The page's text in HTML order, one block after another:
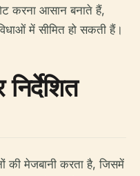
करना आसान बनाते हैं,
में सीमित हो सकती हैं।
की मेजबानी करता है, जिसमें